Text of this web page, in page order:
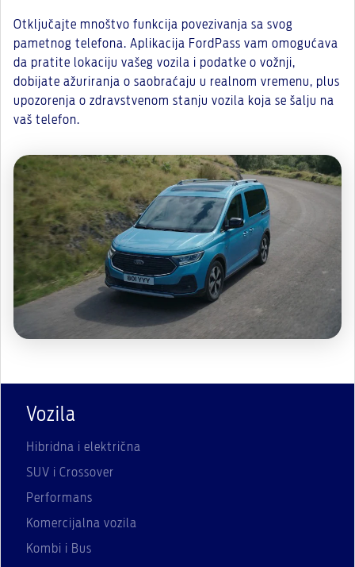
Otključajte mnoštvo funkcija povezivanja sa svog
pametnog telefona. Aplikacija FordPass vam omogućava
da pratite lokaciju vašeg vozila i podatke o vožnji,
dobijate ažuriranja o saobraćaju u realnom vremenu, plus
upozorenja o zdravstvenom stanju vozila koja se šalju na
vaš telefon.
Vozila
Hibridna i električna
SUV i Crossover
Performans
Komercijalna vozila
Kombi i Bus